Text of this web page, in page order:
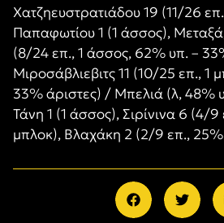
Χατζηευστρατιάδου 19 (11/26
Παπαφωτίου 1 (1 άσσος),
(8/24 επ., 1 άσσος, 62% υπ. –
Μιροσάβλιεβιτς 11 (10/25 επ., 1
33% άριστες) / Μπελιά (λ, 48%
Τάνη 1 (1 άσσος), Σιρίνινα 6 (4/9
μπλοκ), Βλαχάκη 2 (2/9 επ., 25%